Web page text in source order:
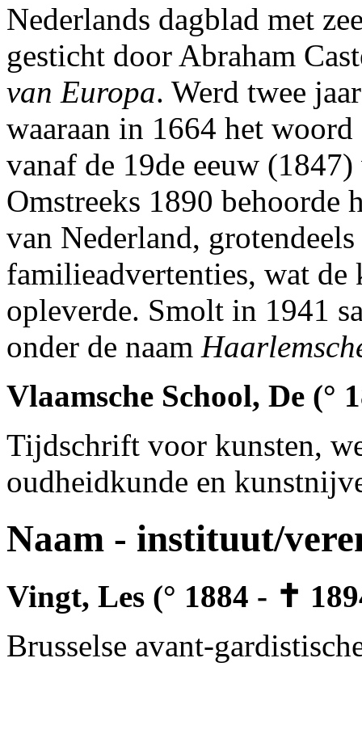
Nederlands dagblad met
gesticht door Abraham
van Europa. Werd twee
waaraan in 1664 het woord
vanaf de 19de eeuw
Omstreeks 1890 behoorde
van Nederland,
familieadvertenties, wat de
opleverde. Smolt in 1941
onder de naam
Vlaamsche School, De (°
Tijdschrift voor kunsten,
oudheidkunde en
Naam - instituut/
Vingt, Les (° 1884 - ✝
Brusselse avant-